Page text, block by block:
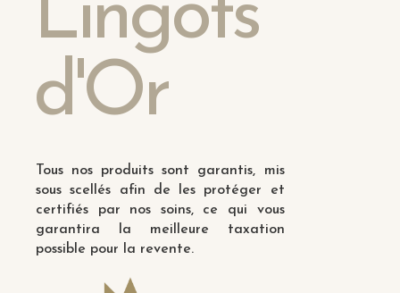
Lingots
d'Or
Tous nos produits sont garantis, mis
sous scellés afin de les protéger et
certifiés par nos soins, ce qui vous
garantira la meilleure taxation
possible pour la revente.